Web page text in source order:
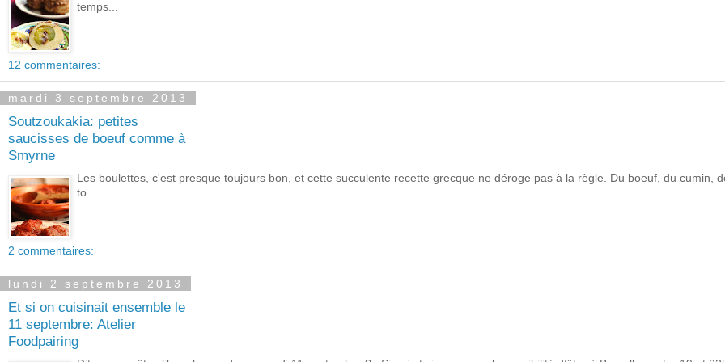
temps...
12 commentaires:
mardi 3 septembre 2013
Soutzoukakia: petites
saucisses de boeuf comme à
Smyrne
Les boulettes, c'est presque toujours bon, et cette succulente recette grecque ne déroge pas à la règle. Du boeuf, du cumin,
to...
2 commentaires:
lundi 2 septembre 2013
Et si on cuisinait ensemble le
11 septembre: Atelier
Foodpairing